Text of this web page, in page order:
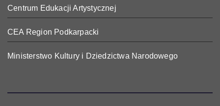
Centrum Edukacji Artystycznej
CEA Region Podkarpacki
Ministerstwo Kultury i Dziedzictwa Narodowego